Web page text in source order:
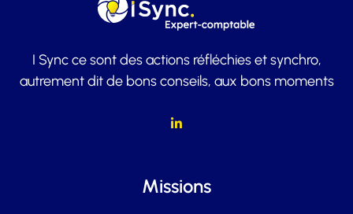
I Sync ce sont des actions réfléchies et synchro,
autrement dit de bons conseils, aux bons moments
Missions